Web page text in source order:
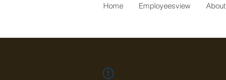
Home Employeesview About